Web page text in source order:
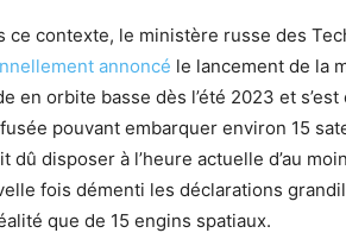
ce contexte, le ministère russe des
annoncé le lancement de la
en orbite basse dès l’été 2023 et
pouvant embarquer environ 15
dû disposer à l’heure actuelle d’au
fois démenti les déclarations
que de 15 engins spatiaux.